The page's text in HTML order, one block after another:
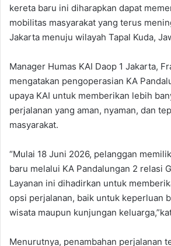
kereta baru ini diharapkan dapat
mobilitas masyarakat yang terus
Jakarta menuju wilayah Tapal Kuda,
‎‎Manager Humas KAI Daop 1 Jakarta,
mengatakan pengoperasian KA
upaya KAI untuk memberikan lebih
perjalanan yang aman, nyaman, dan
masyarakat.
‎“Mulai 18 Juni 2026, pelanggan
baru melalui KA Pandalungan 2 relasi
Layanan ini dihadirkan untuk
opsi perjalanan, baik untuk keperluan
wisata maupun kunjungan
‎Menurutnya, penambahan perjalanan